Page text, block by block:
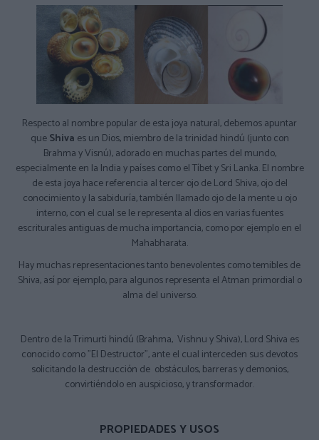
Respecto al nombre popular de esta joya natural, debemos apuntar
queShiva es un Dios, miembro de la trinidad hindú (junto con
Brahma y Visnú), adorado en muchas partes del mundo,
especialmente en la India y países como el Tíbet y Sri Lanka. El nombre
de esta joya hace referencia al tercer ojo de Lord Shiva, ojo del
conocimiento y la sabiduría, también llamado ojo de la mente u ojo
interno, con el cual se le representa al dios en varias fuentes
escriturales antiguas de mucha importancia, como por ejemplo en el
Mahabharata.
Hay muchas representaciones tanto benevolentes como temibles de
Shiva, así por ejemplo, para algunos representa el Atman primordial o
alma del universo.
Dentro de la Trimurti hindú (Brahma, Vishnu y Shiva), Lord Shiva es
conocido como "El Destructor", ante el cual interceden sus devotos
solicitando la destrucción de obstáculos, barreras y demonios,
convirtiéndolo en auspicioso, y transformador.
PROPIEDADES Y USOS